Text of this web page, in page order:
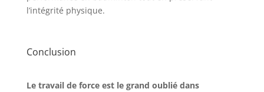
l’intégrité physique.
Conclusion
Le travail de force est le grand oublié dans